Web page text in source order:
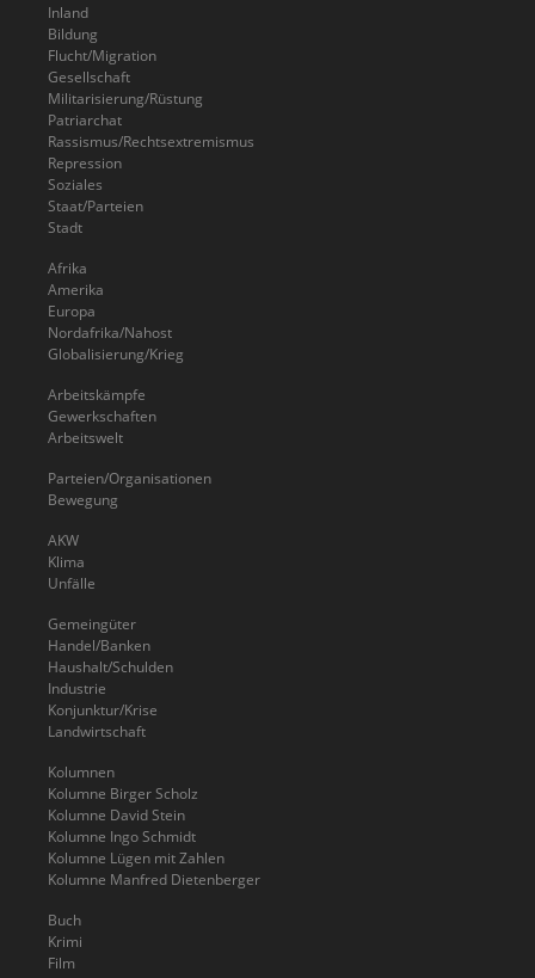
Inland
Bildung
Flucht/Migration
Gesellschaft
Militarisierung/Rüstung
Patriarchat
Rassismus/Rechtsextremismus
Repression
Soziales
Staat/Parteien
Stadt
Afrika
Amerika
Europa
Nordafrika/Nahost
Globalisierung/Krieg
Arbeitskämpfe
Gewerkschaften
Arbeitswelt
Parteien/Organisationen
Bewegung
AKW
Klima
Unfälle
Gemeingüter
Handel/Banken
Haushalt/Schulden
Industrie
Konjunktur/Krise
Landwirtschaft
Kolumnen
Kolumne Birger Scholz
Kolumne David Stein
Kolumne Ingo Schmidt
Kolumne Lügen mit Zahlen
Kolumne Manfred Dietenberger
Buch
Krimi
Film